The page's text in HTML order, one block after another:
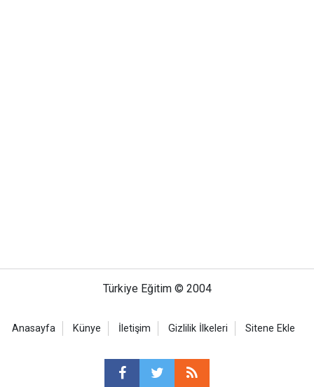
Türkiye Eğitim © 2004
Anasayfa Künye İletişim Gizlilik İlkeleri Sitene Ekle